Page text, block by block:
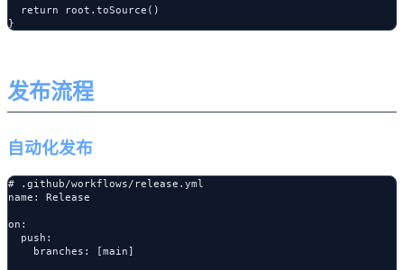
  return root.toSource()
发布流程
自动化发布
# .github/workflows/release.yml
name: Release
on:
  push:
    branches: [main]